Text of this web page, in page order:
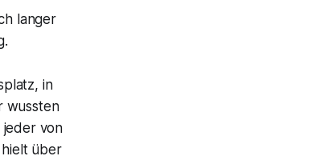
langer
in
wussten
jeder von
über